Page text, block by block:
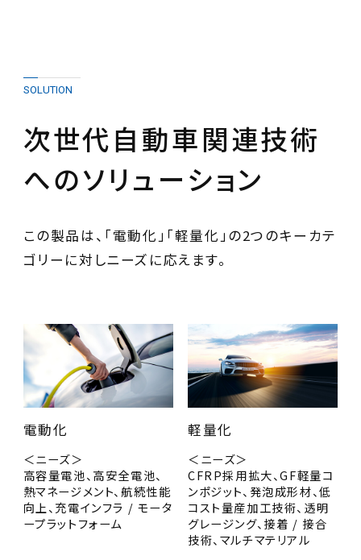
SOLUTION
次世代自動車関連技術
へのソリューション
この製品は、「電動化」「軽量化」の2つのキーカテ
ゴリーに対しニーズに応えます。
電動化
＜ニーズ＞
高容量電池、高安全電池、
熱マネージメント、航続性能
向上、充電インフラ / モータ
ープラットフォーム
軽量化
＜ニーズ＞
CFRP採用拡大、GF軽量コ
ンポジット、発泡成形材、低
コスト量産加工技術、透明
グレージング、接着 / 接合
技術、マルチマテリアル